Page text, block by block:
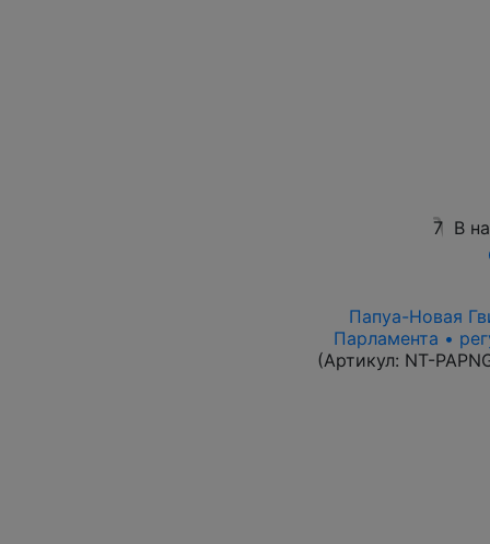
7 В
Папуа-Новая
Парламента •
(Артикул: NT-